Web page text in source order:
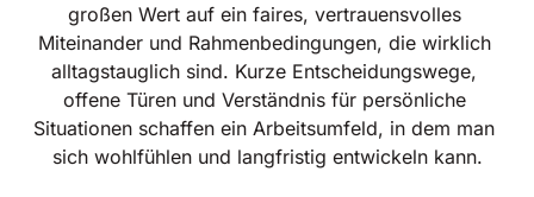
großen Wert auf ein faires, vertrauensvolles
Miteinander und Rahmenbedingungen, die wirklich
alltagstauglich sind. Kurze Entscheidungswege,
offene Türen und Verständnis für persönliche
Situationen schaffen ein Arbeitsumfeld, in dem man
sich wohlfühlen und langfristig entwickeln kann.